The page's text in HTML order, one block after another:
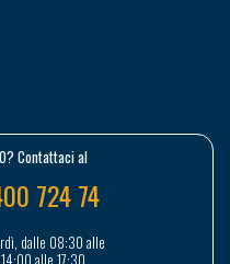
Contattaci al
724 74
dalle 08:30 alle
alle 17:30